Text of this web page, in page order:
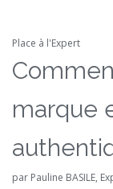
Place à l'Expert
marque
par Pauline BASILE,